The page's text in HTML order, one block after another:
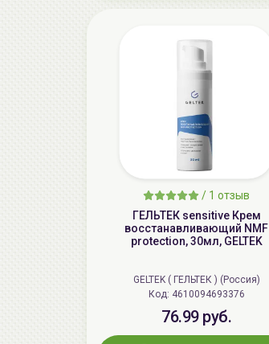
/ 1 отзыв
ГЕЛЬТЕК sensitive Крем
восстанавливающий NMF
protection, 30мл, GELTEK
GELTEK ( ГЕЛЬТЕК ) (Россия)
Код: 4610094693376
76.99 руб.